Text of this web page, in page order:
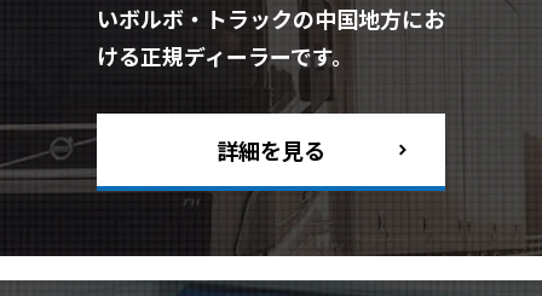
いボルボ・トラックの中国地方にお
ける正規ディーラーです。
詳細を見る